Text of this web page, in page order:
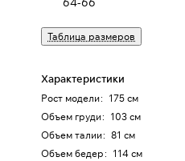
Таблица размеров
Характеристики
Рост модели: 175 см
Объем груди: 103 см
Объем талии: 81 см
Объем бедер: 114 см